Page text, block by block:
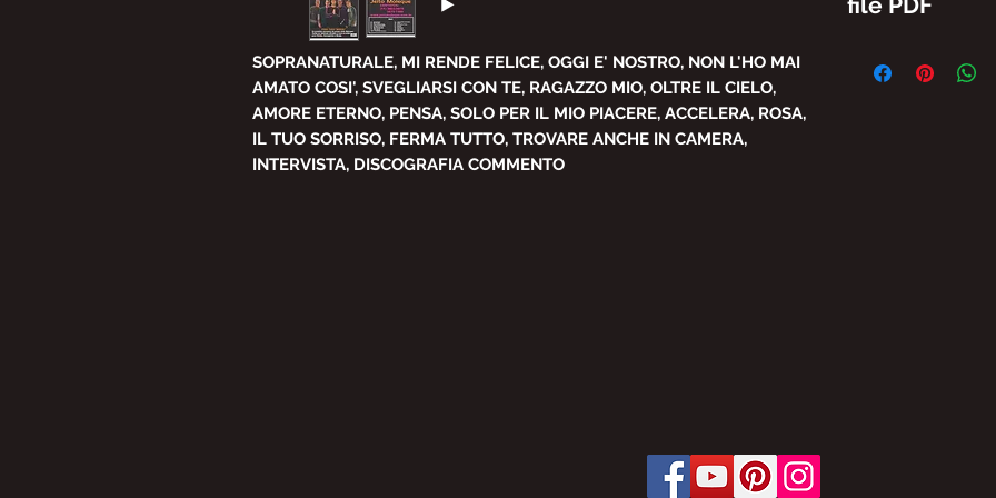
SOPRANATURALE, MI RENDE FELICE, OGGI E' NOSTRO, NON L'HO MAI
AMATO COSI', SVEGLIARSI CON TE, RAGAZZO MIO, OLTRE IL CIELO,
AMORE ETERNO, PENSA, SOLO PER IL MIO PIACERE, ACCELERA, ROSA,
IL TUO SORRISO, FERMA TUTTO, TROVARE ANCHE IN CAMERA,
INTERVISTA, DISCOGRAFIA COMMENTO
PARZIALE DEL